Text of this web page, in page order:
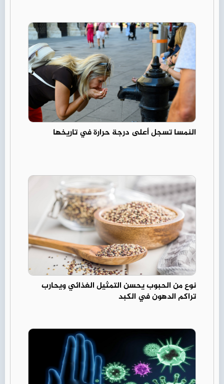
النمسا تسجل أعلى درجة حرارة في تاريخها
نوع من الحبوب يحسن التمثيل الغذائي ويحارب
تراكم الدهون في الكبد